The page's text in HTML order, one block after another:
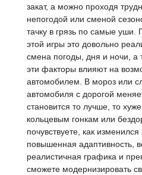
закат, а можно проходя
непогодой или сменой
тачку в грязь по самые уши.
этой игры это довольно
смена погоды, дня и ночи, а
эти факторы влияют на
автомобилем. В мороз или
автомобиля с дорогой
становится то лучше, то
кольцевым гонкам или
почувствуете, как
повышенная адаптивность,
реалистичная графика и
сможете модернизировать